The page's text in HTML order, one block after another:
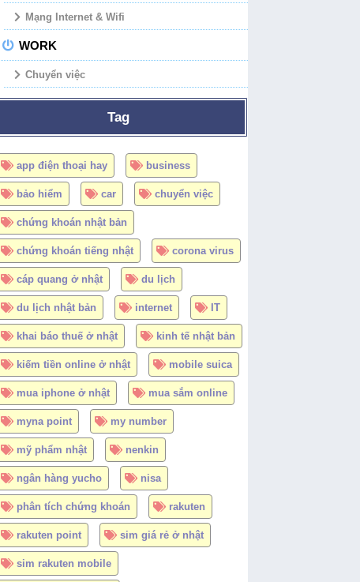
Mạng Internet & Wifi
WORK
Chuyển việc
Tag
app điện thoại hay business
bảo hiểm car chuyển việc
chứng khoán nhật bản
chứng khoán tiếng nhật corona virus
cáp quang ở nhật du lịch
du lịch nhật bản internet IT
khai báo thuế ở nhật kinh tế nhật bản
kiếm tiền online ở nhật mobile suica
mua iphone ở nhật mua sắm online
myna point my number
mỹ phẩm nhật nenkin
ngân hàng yucho nisa
phân tích chứng khoán rakuten
rakuten point sim giá rẻ ở nhật
sim rakuten mobile